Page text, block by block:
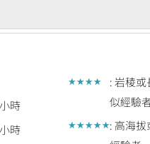
時
時
: 岩稜
似經驗
: 高海